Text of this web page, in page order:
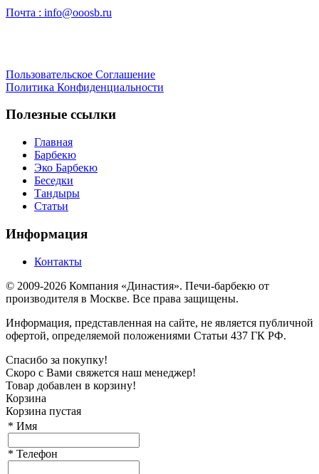
Почта : info@ooosb.ru
Пользовательское Соглашение
Политика Конфиденциальности
Полезные ссылки
Главная
Барбекю
Эко Барбекю
Беседки
Тандыры
Статьи
Информация
Контакты
© 2009-2026 Компания «Династия». Печи-барбекю от
производителя в Москве. Все права защищены.
Информация, представленная на сайте, не является публичной
офертой, определяемой положениями Статьи 437 ГК РФ.
Спасибо за покупку!
Скоро с Вами свяжется наш менеджер!
Товар добавлен в корзину!
Корзина
Корзина пустая
* Имя
* Телефон